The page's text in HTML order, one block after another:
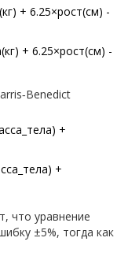
+ 6.25×рост(см) -
+ 6.25×рост(см) -
+
+
что уравнение
±5%, тогда как